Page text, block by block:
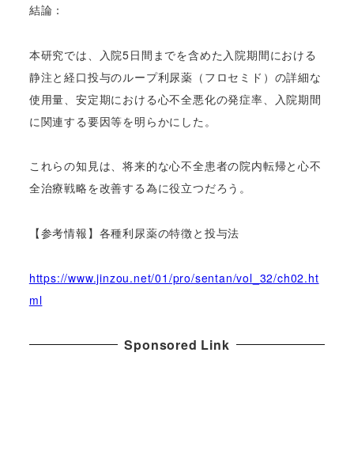
結論：
本研究では、入院5日間までを含めた入院期間における
静注と経口投与のループ利尿薬（フロセミド）の詳細な
使用量、安定期における心不全悪化の発症率、入院期間
に関連する要因等を明らかにした。
これらの知見は、将来的な心不全患者の院内転帰と心不
全治療戦略を改善する為に役立つだろう。
【参考情報】各種利尿薬の特徴と投与法
https://www.jinzou.net/01/pro/sentan/vol_32/ch02.ht
ml
Sponsored Link